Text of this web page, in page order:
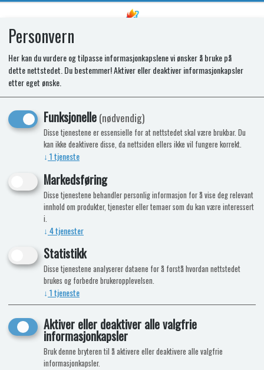
Grill O-Grill Piknik 900 Rød
Nyhet
Personvern
Her kan du vurdere og tilpasse informasjonkapslene vi ønsker å bruke på
dette nettstedet. Du bestemmer! Aktiver eller deaktiver informasjonkapsler
etter eget ønske.
Funksjonelle(nødvendig)
Disse tjenestene er essensielle for at nettstedet skal være brukbar. Du
kan ikke deaktivere disse, da nettsiden ellers ikke vil fungere korrekt.
↓ 1tjeneste
Markedsføring
Disse tjenestene behandler personlig informasjon for å vise deg relevant
innhold om produkter, tjenester eller temaer som du kan være interessert
i.
↓ 4tjenester
Statistikk
Disse tjenestene analyserer dataene for å forstå hvordan nettstedet
brukes og forbedre brukeropplevelsen.
↓ 1tjeneste
Aktiver eller deaktiver alle valgfrie
informasjonkapsler
Bruk denne bryteren til å aktivere eller deaktivere alle valgfrie
informasjonkapsler.